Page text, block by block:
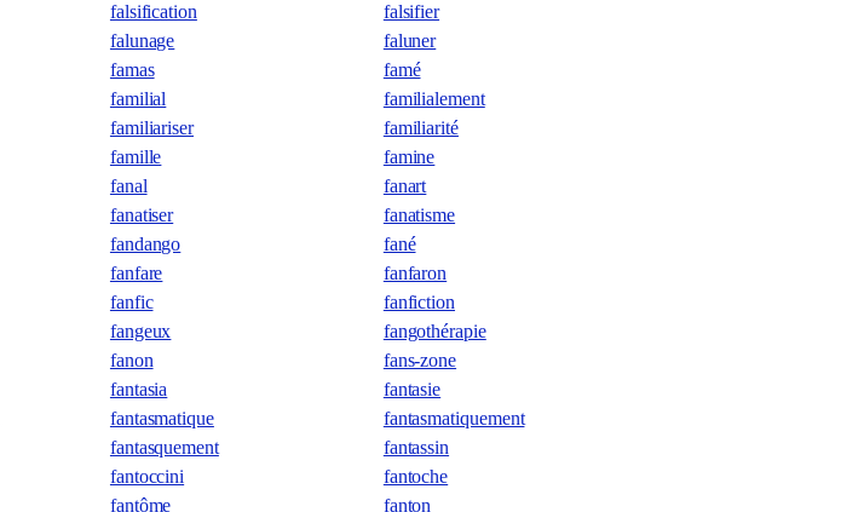
falsification
falsifier
falunage
faluner
famas
famé
familial
familialement
familiariser
familiarité
famille
famine
fanal
fanart
fanatiser
fanatisme
fandango
fané
fanfare
fanfaron
fanfic
fanfiction
fangeux
fangothérapie
fanon
fans-zone
fantasia
fantasie
fantasmatique
fantasmatiquement
fantasquement
fantassin
fantoccini
fantoche
fantôme fanton